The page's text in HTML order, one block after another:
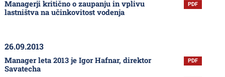
Managerji kritično o zaupanju in vplivu
lastništva na učinkovitost vodenja
PDF
26.09.2013
Manager leta 2013 je Igor Hafnar, direktor
Savatecha
PDF